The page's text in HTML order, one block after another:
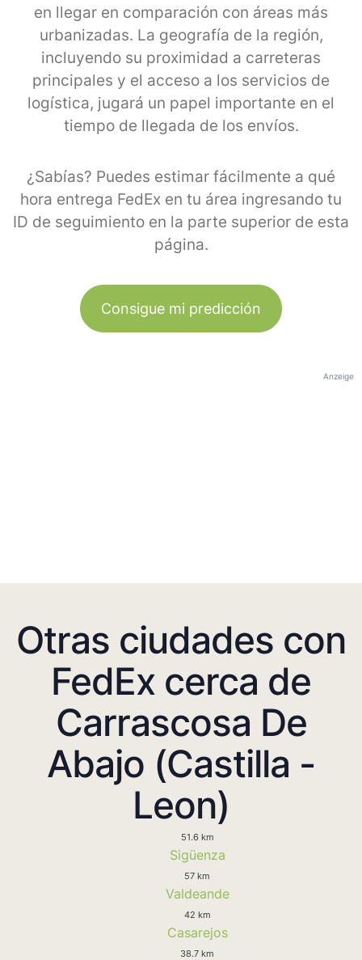
en llegar en comparación con áreas más
urbanizadas. La geografía de la región,
incluyendo su proximidad a carreteras
principales y el acceso a los servicios de
logística, jugará un papel importante en el
tiempo de llegada de los envíos.
¿Sabías? Puedes estimar fácilmente a qué
hora entrega FedEx en tu área ingresando tu
ID de seguimiento en la parte superior de esta
página.
Consigue mi predicción
Anzeige
Otras ciudades con
FedEx cerca de
Carrascosa De
Abajo (Castilla -
Leon)
51.6 km
Sigüenza
57 km
Valdeande
42 km
Casarejos
38.7 km